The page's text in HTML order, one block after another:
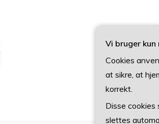
Vi bruger
Cookies
at sikre, at
korrekt.
Disse
slettes